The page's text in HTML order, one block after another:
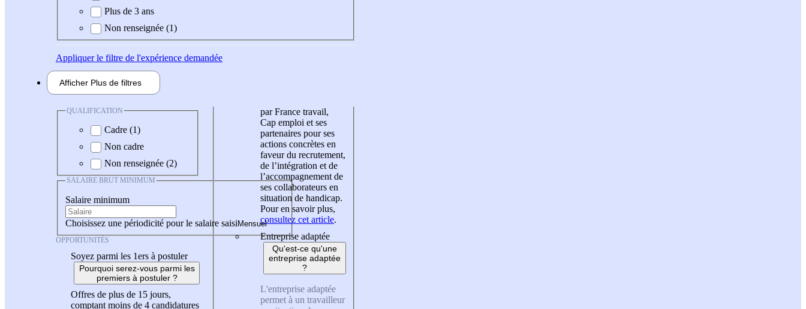
Plus de 3 ans
Non renseignée (1)
Appliquerle filtre de l'expérience demandée
Afficher Plus de filtres
QUALIFICATION
Cadre (1)
Non cadre
Non renseignée (2)
SALAIRE BRUT MINIMUM
Salaire minimum
Choisissez une périodicité pour le salaire saisi
OPPORTUNITÉS
Soyez parmi les 1ers à postuler
Pourquoi serez-vous parmi les
premiers à postuler ?
Offres de plus de 15 jours,
comptant moins de 4 candidatures
par France travail,
Cap emploi et ses
partenaires pour ses
actions concrètes en
faveur du recrutement,
de l’intégration et de
l’accompagnement de
ses collaborateurs en
situation de handicap.
Pour en savoir plus,
consultez cet article.
Entreprise adaptée
Qu'est-ce qu'une
entreprise adaptée
?
L'entreprise adaptée
permet à un travailleur